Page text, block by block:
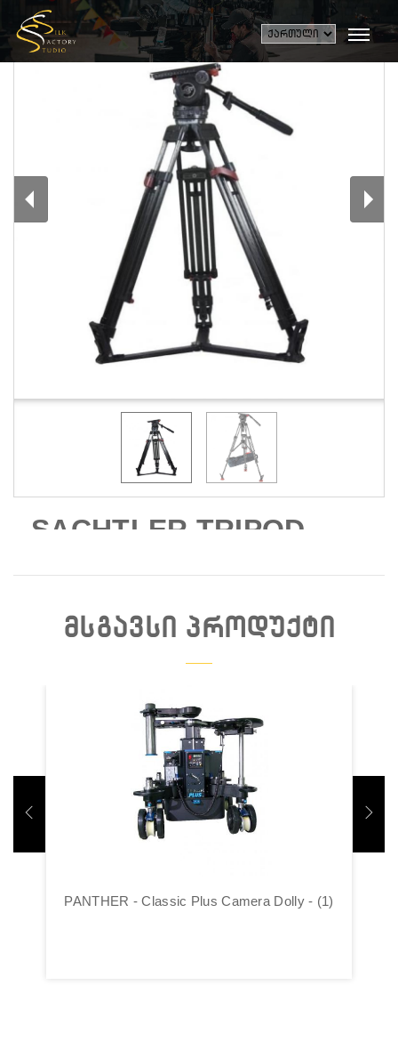
SACHTLER TRIPOD
ᲛᲡᲒᲐᲕᲡᲘ ᲞᲠᲝᲓᲣᲥᲢᲘ
PANTHER - Classic Plus Camera Dolly - (1)